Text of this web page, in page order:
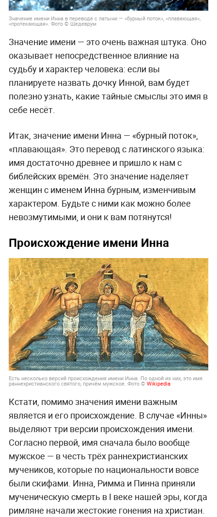
Значение имени Инна в переводе с латыни — «бурный поток», «плавающая»,
«протекающая». Фото © Шедеврум
Значение имени — это очень важная штука. Оно
оказывает непосредственное влияние на
судьбу и характер человека: если вы
планируете назвать дочку Инной, вам будет
полезно узнать, какие тайные смыслы это имя в
себе несёт.
Итак, значение имени Инна — «бурный поток»,
«плавающая». Это перевод с латинского языка:
имя достаточно древнее и пришло к нам с
библейских времён. Это значение наделяет
женщин с именем Инна бурным, изменчивым
характером. Будьте с ними как можно более
невозмутимыми, и они к вам потянутся!
Происхождение имени Инна
Есть несколько версий происхождения имени Инна. По одной из них, это имя
раннехристианского святого, причём мужское. Фото © Wikipedia
Кстати, помимо значения имени важным
является и его происхождение. В случае «Инны»
выделяют три версии происхождения имени.
Согласно первой, имя сначала было вообще
мужское — в честь трёх раннехристианских
мучеников, которые по национальности вовсе
были скифами. Инна, Римма и Пинна приняли
мученическую смерть в I веке нашей эры, когда
римляне начали жестокие гонения на христиан.